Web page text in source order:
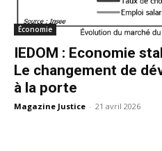
Économie
IEDOM : Economie
Le changement de
à la porte
Magazine Justice - 21 avril 2026